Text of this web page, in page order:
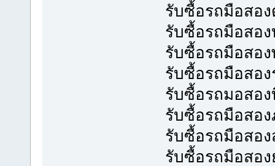
รับซื้อรถมือสอ
รับซื้อรถมือสอ
รับซื้อรถมือสอ
รับซื้อรถมือสอง
รับซื้อรถมอสอ
รับซื้อรถมือสอ
รับซื้อรถมือสอ
รับซื้อรถมือสอ